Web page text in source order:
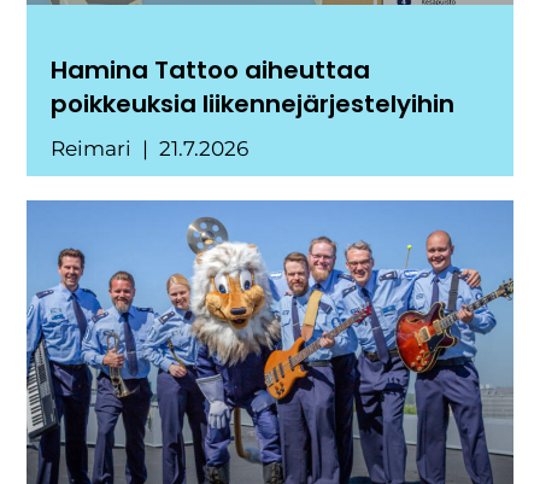
Hamina Tattoo aiheuttaa
poikkeuksia liikennejärjestelyihin
Reimari 21.7.2026